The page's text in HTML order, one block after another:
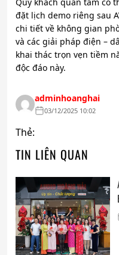
Quý khách quan tâm có
đặt lịch demo riêng sau
chi tiết về không gian
và các giải pháp điện –
khai thác trọn vẹn tiềm
độc đáo này.
adminhoanghai
03/12/2025 10:02
Thẻ:
TIN LIÊN QUAN